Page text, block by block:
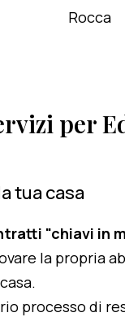
per
tua casa
"chiavi in
la propria
processo di